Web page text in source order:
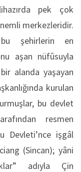
pek çok
merkezleridir.
şehirlerin en
aşan nüfûsuyla
alanda yaşayan
kurulan
bu devlet
resmen
Devleti’nce işgâl
(Sincan); yâni
adıyla Çin